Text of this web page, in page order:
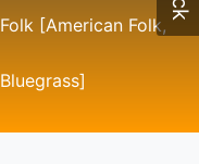
Folk [American Folk,
Bluegrass]